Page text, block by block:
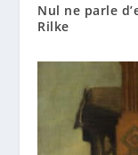
Nul ne parle
Rilke